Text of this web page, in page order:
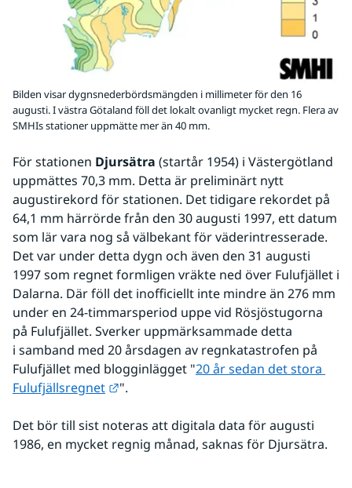
Bilden visar dygnsnederbördsmängden i millimeter för den 16
augusti. I västra Götaland föll det lokalt ovanligt mycket regn. Flera av
SMHIs stationer uppmätte mer än 40 mm.
För stationen Djursätra (startår 1954) i Västergötland
uppmättes 70,3 mm. Detta är preliminärt nytt
augustirekord för stationen. Det tidigare rekordet på
64,1 mm härrörde från den 30 augusti 1997, ett datum
som lär vara nog så välbekant för väderintresserade.
Det var under detta dygn och även den 31 augusti
1997 som regnet formligen vräkte ned över Fulufjället i
Dalarna. Där föll det inofficiellt inte mindre än 276 mm
under en 24-timmarsperiod uppe vid Rösjöstugorna
på Fulufjället. Sverker uppmärksammade detta
i samband med 20 årsdagen av regnkatastrofen på
Fulufjället med blogginlägget "20 år sedan det stora
Fulufjällsregnet
Länk till annan webbplats.
".
Det bör till sist noteras att digitala data för augusti
1986, en mycket regnig månad, saknas för Djursätra.